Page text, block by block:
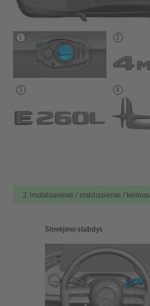
2. Imobilizavimas / stabilizavimas / kėlimas
Stovėjimo stabdys